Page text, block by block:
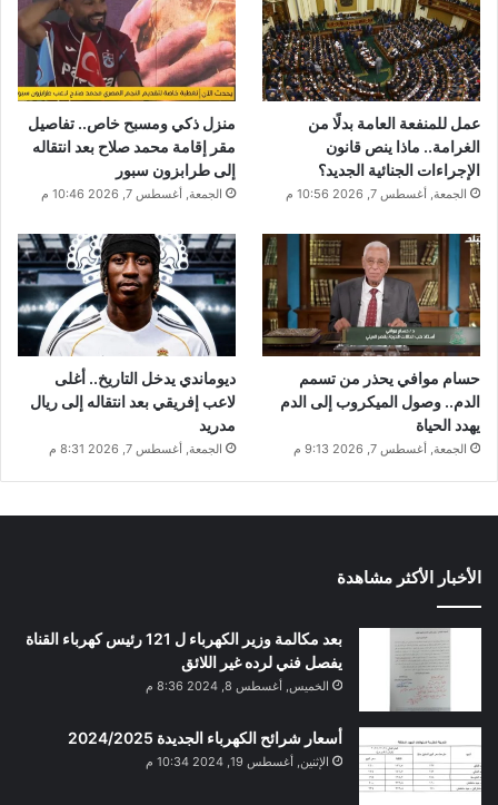
عمل للمنفعة العامة بدلًا من
الغرامة.. ماذا ينص قانون
الإجراءات الجنائية الجديد؟
الجمعة, أغسطس 7, 2026 10:56 م
منزل ذكي ومسبح خاص.. تفاصيل
مقر إقامة محمد صلاح بعد انتقاله
إلى طرابزون سبور
الجمعة, أغسطس 7, 2026 10:46 م
حسام موافي يحذر من تسمم
الدم.. وصول الميكروب إلى الدم
يهدد الحياة
الجمعة, أغسطس 7, 2026 9:13 م
ديوماندي يدخل التاريخ.. أغلى
لاعب إفريقي بعد انتقاله إلى ريال
مدريد
الجمعة, أغسطس 7, 2026 8:31 م
الأخبار الأكثر مشاهدة
بعد مكالمة وزير الكهرباء ل 121 رئيس كهرباء القناة
يفصل فني لرده غير اللائق
الخميس, أغسطس 8, 2024 8:36 م
أسعار شرائح الكهرباء الجديدة 2024/2025
الإثنين, أغسطس 19, 2024 10:34 م